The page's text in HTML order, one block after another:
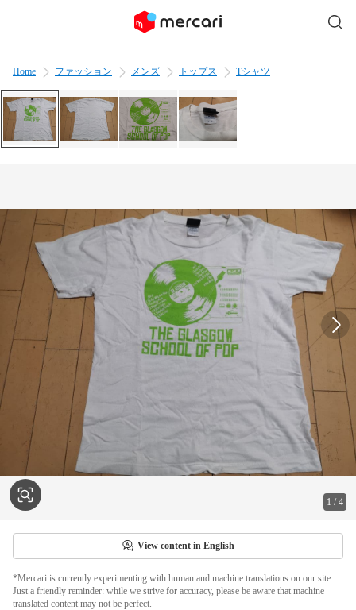
Home ファッション メンズ トップス Tシャツ
1 /4
View content in English
*Mercari is currently experimenting with human and machine translations on our site.
Just a friendly reminder: while we strive for accuracy, please be aware that machine
translated content may not be perfect.